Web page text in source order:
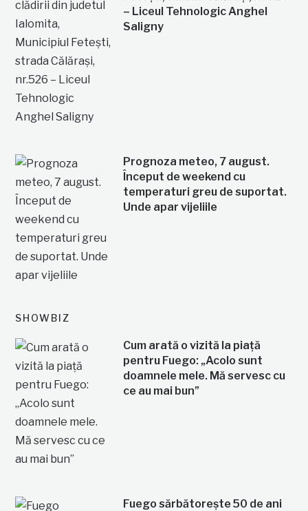
– Liceul Tehnologic Anghel
Saligny
Prognoza meteo, 7 august.
Început de weekend cu
temperaturi greu de suportat.
Unde apar vijeliile
SHOWBIZ
Cum arată o vizită la piață
pentru Fuego: „Acolo sunt
doamnele mele. Mă servesc cu
ce au mai bun”
Fuego sărbătorește 50 de ani